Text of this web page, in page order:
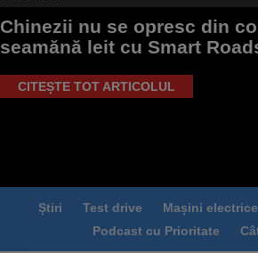
Chinezii nu se opresc din
seamănă leit cu Smart
CITEȘTE TOT ARTICOLUL
Știri Test drive Mașini electrice
Podcast cu Prioritate